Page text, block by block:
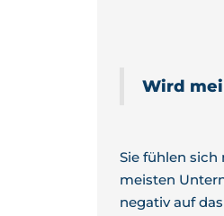
Wird
Sie fühlen sich
meisten
negativ auf